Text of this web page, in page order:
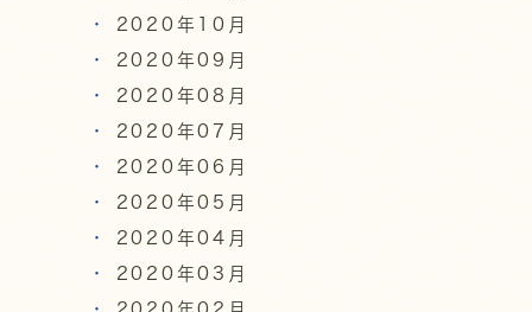
2020年10月
2020年09月
2020年08月
2020年07月
2020年06月
2020年05月
2020年04月
2020年03月